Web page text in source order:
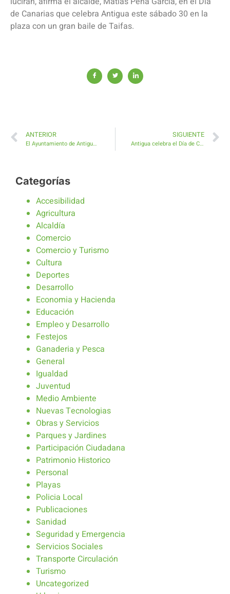
de Canarias que celebra Antigua este sábado 30 en la
plaza con un gran baile de Taifas.
ANTERIOR
El Ayuntamiento de Antigua impulsa la formación juvenil con un curso gratuito de Monitor Deportivo
SIGUIENTE
Antigua celebra el Día de Canarias con un Gran Baile de Taifas
Categorías
Accesibilidad
Agricultura
Alcaldía
Comercio
Comercio y Turismo
Cultura
Deportes
Desarrollo
Economia y Hacienda
Educación
Empleo y Desarrollo
Festejos
Ganaderia y Pesca
General
Igualdad
Juventud
Medio Ambiente
Nuevas Tecnologias
Obras y Servicios
Parques y Jardines
Participación Ciudadana
Patrimonio Historico
Personal
Playas
Policia Local
Publicaciones
Sanidad
Seguridad y Emergencia
Servicios Sociales
Transporte Circulación
Turismo
Uncategorized